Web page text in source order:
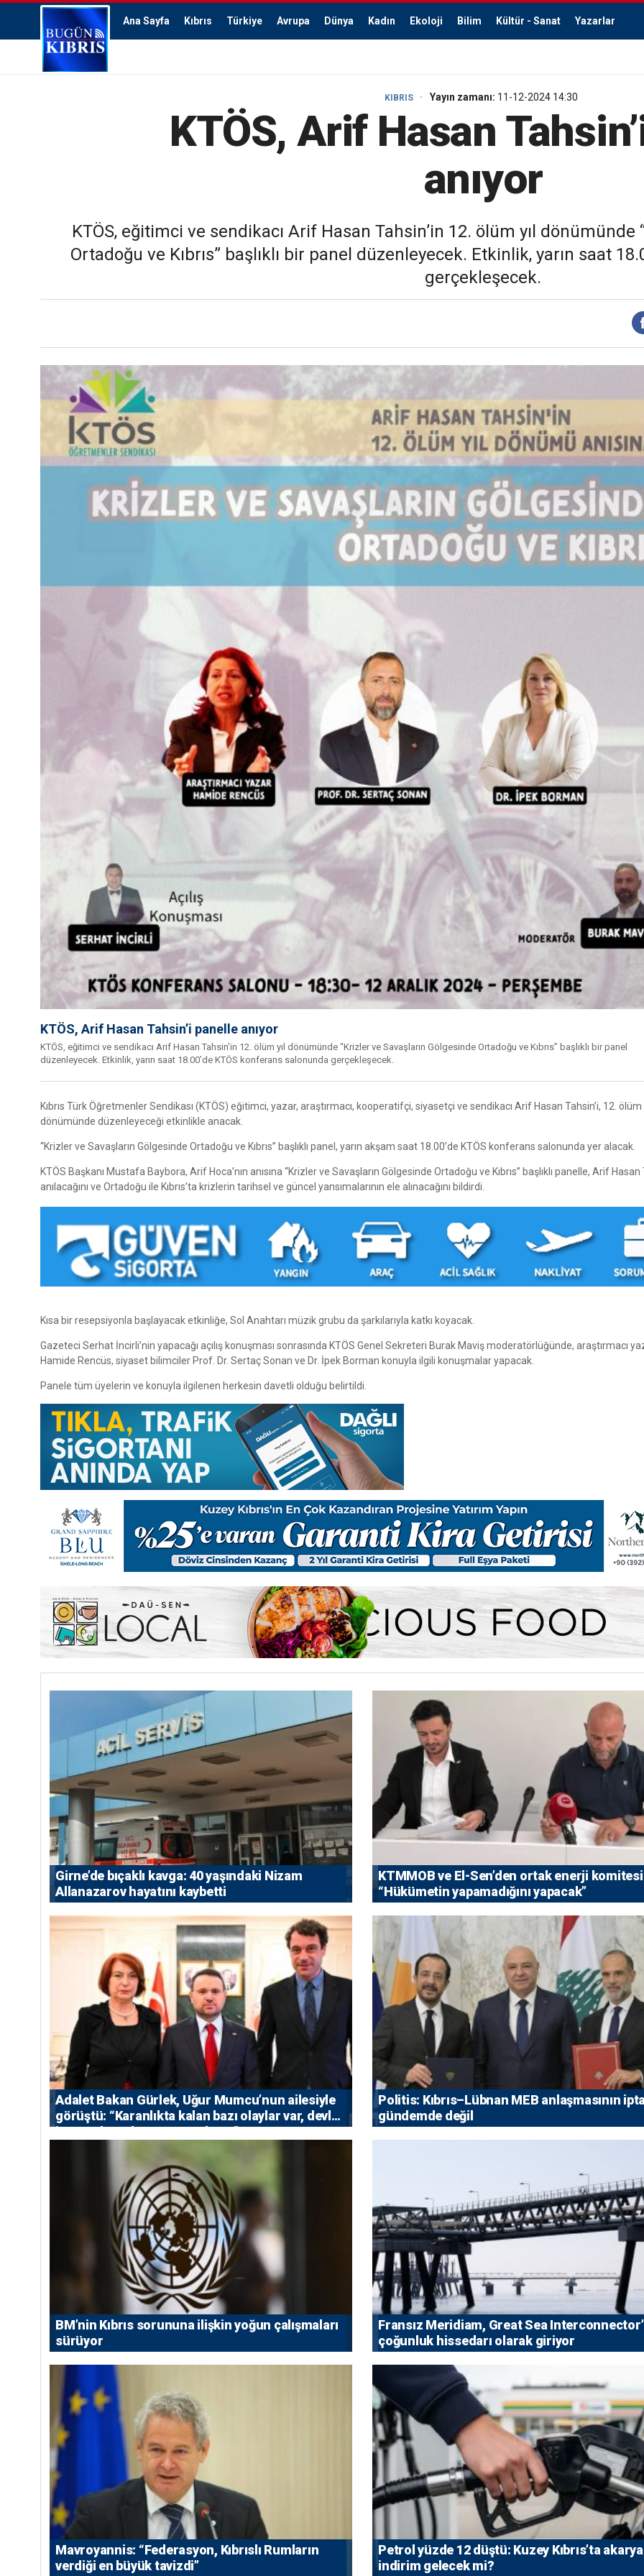
Ana Sayfa Kıbrıs Türkiye Avrupa Dünya Kadın Ekoloji Bilim Kültür - Sanat Yazarlar
KIBRIS Yayın zamanı: 11-12-2024 14:30
KTÖS, Arif Hasan
anıyor
KTÖS, eğitimci ve sendikacı Arif Hasan Tahsin’in 12. ölüm yıl dönümünde
Ortadoğu ve Kıbrıs” başlıklı bir panel düzenleyecek. Etkinlik, yarın saat
gerçekleşecek.
KTÖS, Arif Hasan Tahsin’i panelle anıyor
KTÖS, eğitimci ve sendikacı Arif Hasan Tahsin’in 12. ölüm yıl dönümünde “Krizler ve Savaşların Gölgesinde Ortadoğu ve Kıbrıs” başlıklı bir panel
düzenleyecek. Etkinlik, yarın saat 18.00’de KTÖS konferans salonunda gerçekleşecek.
Kıbrıs Türk Öğretmenler Sendikası (KTÖS) eğitimci, yazar, araştırmacı, kooperatifçi, siyasetçi ve sendikacı Arif Hasan Tahsin’i, 12. ölüm
dönümünde düzenleyeceği etkinlikle anacak.
“Krizler ve Savaşların Gölgesinde Ortadoğu ve Kıbrıs” başlıklı panel, yarın akşam saat 18.00’de KTÖS konferans salonunda yer alacak.
KTÖS Başkanı Mustafa Baybora, Arif Hoca’nın anısına “Krizler ve Savaşların Gölgesinde Ortadoğu ve Kıbrıs” başlıklı panelle, Arif Hasan
anılacağını ve Ortadoğu ile Kıbrıs’ta krizlerin tarihsel ve güncel yansımalarının ele alınacağını bildirdi.
Kısa bir resepsiyonla başlayacak etkinliğe, Sol Anahtarı müzik grubu da şarkılarıyla katkı koyacak.
Gazeteci Serhat İncirli’nin yapacağı açılış konuşması sonrasında KTÖS Genel Sekreteri Burak Maviş moderatörlüğünde, araştırmacı
Hamide Rencüs, siyaset bilimciler Prof. Dr. Sertaç Sonan ve Dr. İpek Borman konuyla ilgili konuşmalar yapacak.
Panele tüm üyelerin ve konuyla ilgilenen herkesin davetli olduğu belirtildi.
Girne’de bıçaklı kavga: 40 yaşındaki Nizam
Allanazarov hayatını kaybetti
KTMMOB ve El-Sen’den ortak enerji
“Hükümetin yapamadığını yapacak”
Adalet Bakan Gürlek, Uğur Mumcu’nun ailesiyle
görüştü: “Karanlıkta kalan bazı olaylar var, devlet
isterse her olayı ortaya çıkarır”
Politis: Kıbrıs–Lübnan MEB anlaşmasının
gündemde değil
BM’nin Kıbrıs sorununa ilişkin yoğun çalışmaları
sürüyor
Fransız Meridiam, Great Sea
çoğunluk hissedarı olarak giriyor
Mavroyannis: “Federasyon, Kıbrıslı Rumların
verdiği en büyük tavizdi”
Petrol yüzde 12 düştü: Kuzey Kıbrıs’ta
indirim gelecek mi?